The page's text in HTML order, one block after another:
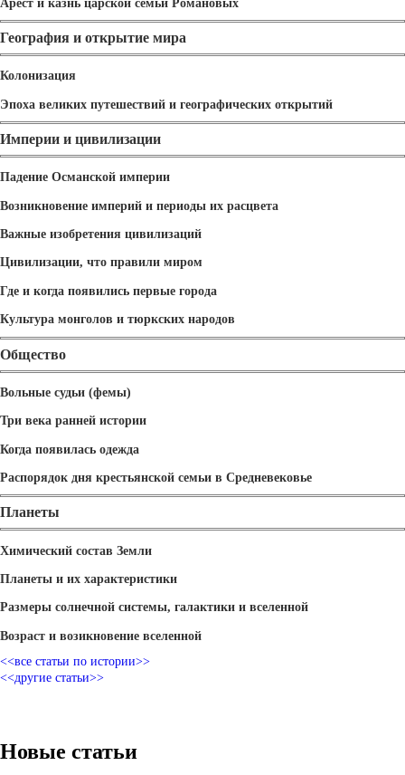
Арест и казнь царской семьи Романовых
География и открытие мира
Колонизация
Эпоха великих путешествий и географических открытий
Империи и цивилизации
Падение Османской империи
Возникновение империй и периоды их расцвета
Важные изобретения цивилизаций
Цивилизации, что правили миром
Где и когда появились первые города
Культура монголов и тюркских народов
Общество
Вольные судьи (фемы)
Три века ранней истории
Когда появилась одежда
Распорядок дня крестьянской семьи в Средневековье
Планеты
Химический состав Земли
Планеты и их характеристики
Размеры солнечной системы, галактики и вселенной
Возраст и возикновение вселенной
<<все статьи по истории>>
<<другие статьи>>
Новые статьи